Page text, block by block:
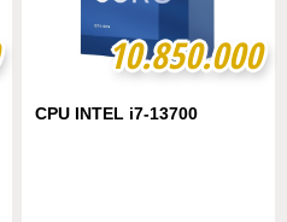
10.850.000
10.850.000
CPU INTEL i7-13700